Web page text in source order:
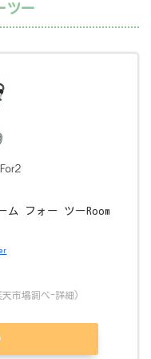
ツー
ム フォー ツーRoom
天市場調べ-詳細)